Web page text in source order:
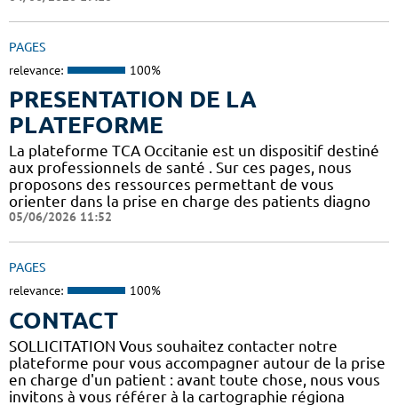
PAGES
relevance: 100%
PRESENTATION DE LA
PLATEFORME
La plateforme TCA Occitanie est un dispositif destiné
aux professionnels de santé . Sur ces pages, nous
proposons des ressources permettant de vous
orienter dans la prise en charge des patients diagno
05/06/2026 11:52
PAGES
relevance: 100%
CONTACT
SOLLICITATION Vous souhaitez contacter notre
plateforme pour vous accompagner autour de la prise
en charge d'un patient : avant toute chose, nous vous
invitons à vous référer à la cartographie régiona